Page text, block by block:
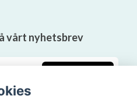
vårt nyhetsbrev